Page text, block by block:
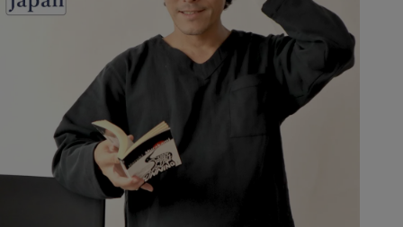
夏 冬
メンズパジャマ
ガーゼ サテン織り
サッカー/ちぢみ 楊
ニット/ストレッチ
パジャマ
そろえたい
眠れる作務衣特集
体型別におすすめパジ
ャマ
年齢別におすすめパジ
前開き かぶり ワンピース
作務衣 胸がすけない
上着単品
お支払い・送料・配送
について
返品・交換について よくあるご質問
会社概要 お買い物ガイド